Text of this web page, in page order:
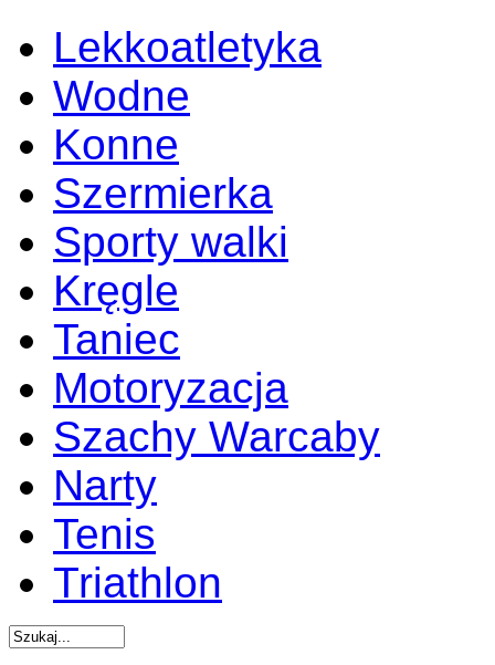
Lekkoatletyka
Wodne
Konne
Szermierka
Sporty walki
Kręgle
Taniec
Motoryzacja
Szachy Warcaby
Narty
Tenis
Triathlon